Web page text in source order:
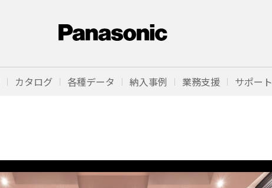
カタログ 各種データ 納入事例 業務支援 サポート